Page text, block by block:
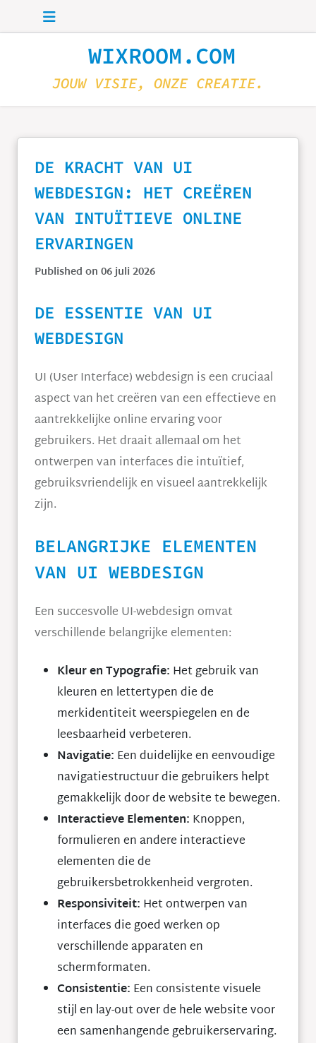
Skip to main content
WIXROOM.COM
JOUW VISIE, ONZE CREATIE.
DE KRACHT VAN UI
WEBDESIGN: HET CREËREN
VAN INTUÏTIEVE ONLINE
ERVARINGEN
Published on 06 juli 2026
DE ESSENTIE VAN UI
WEBDESIGN
UI (User Interface) webdesign is een cruciaal
aspect van het creëren van een effectieve en
aantrekkelijke online ervaring voor
gebruikers. Het draait allemaal om het
ontwerpen van interfaces die intuïtief,
gebruiksvriendelijk en visueel aantrekkelijk
zijn.
BELANGRIJKE ELEMENTEN
VAN UI WEBDESIGN
Een succesvolle UI-webdesign omvat
verschillende belangrijke elementen:
Kleur en Typografie: Het gebruik van
kleuren en lettertypen die de
merkidentiteit weerspiegelen en de
leesbaarheid verbeteren.
Navigatie: Een duidelijke en eenvoudige
navigatiestructuur die gebruikers helpt
gemakkelijk door de website te bewegen.
Interactieve Elementen: Knoppen,
formulieren en andere interactieve
elementen die de
gebruikersbetrokkenheid vergroten.
Responsiviteit: Het ontwerpen van
interfaces die goed werken op
verschillende apparaten en
schermformaten.
Consistentie: Een consistente visuele
stijl en lay-out over de hele website voor
een samenhangende gebruikerservaring.